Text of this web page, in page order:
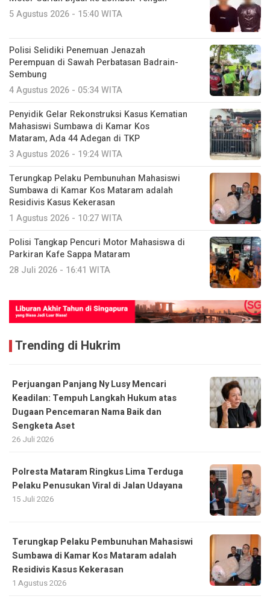
5 Agustus 2026 - 15:40 WITA
Polisi Selidiki Penemuan Jenazah
Perempuan di Sawah Perbatasan Badrain-
Sembung
4 Agustus 2026 - 05:34 WITA
Penyidik Gelar Rekonstruksi Kasus Kematian
Mahasiswi Sumbawa di Kamar Kos
Mataram, Ada 44 Adegan di TKP
3 Agustus 2026 - 19:24 WITA
Terungkap Pelaku Pembunuhan Mahasiswi
Sumbawa di Kamar Kos Mataram adalah
Residivis Kasus Kekerasan
1 Agustus 2026 - 10:27 WITA
Polisi Tangkap Pencuri Motor Mahasiswa di
Parkiran Kafe Sappa Mataram
28 Juli 2026 - 16:41 WITA
Trending di Hukrim
Perjuangan Panjang Ny Lusy Mencari
Keadilan: Tempuh Langkah Hukum atas
Dugaan Pencemaran Nama Baik dan
Sengketa Aset
26 Juli 2026
Polresta Mataram Ringkus Lima Terduga
Pelaku Penusukan Viral di Jalan Udayana
15 Juli 2026
Terungkap Pelaku Pembunuhan Mahasiswi
Sumbawa di Kamar Kos Mataram adalah
Residivis Kasus Kekerasan
1 Agustus 2026